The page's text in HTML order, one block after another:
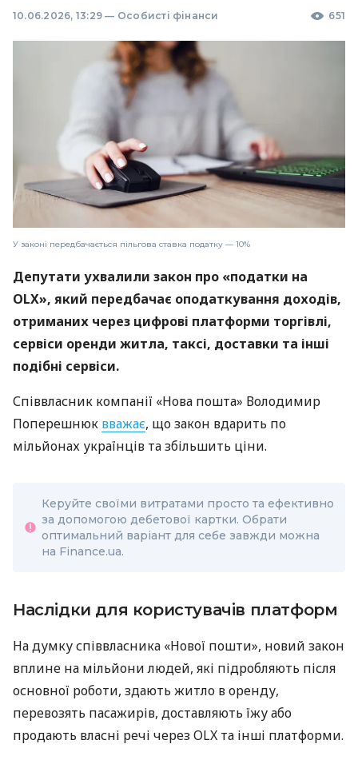
10.06.2026, 13:29 — Особисті фінанси 651
У законі передбачається пільгова ставка податку — 10%
Депутати ухвалили закон про «податки на
OLX», який передбачає оподаткування доходів,
отриманих через цифрові платформи торгівлі,
сервіси оренди житла, таксі, доставки та інші
подібні сервіси.
Співвласник компанії «Нова пошта» Володимир
Поперешнюк вважає, що закон вдарить по
мільйонах українців та збільшить ціни.
Керуйте своїми витратами просто та ефективно
за допомогою дебетової картки. Обрати
оптимальний варіант для себе завжди можна
на Finance.ua.
Наслідки для користувачів платформ
На думку співвласника «Нової пошти», новий закон
вплине на мільйони людей, які підробляють після
основної роботи, здають житло в оренду,
перевозять пасажирів, доставляють їжу або
продають власні речі через OLX та інші платформи.